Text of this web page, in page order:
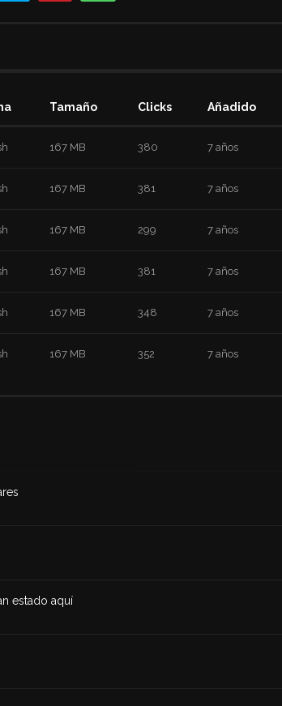
Tamaño Clicks Añadido
167 MB 380 7 años
167 MB 381 7 años
167 MB 299 7 años
167 MB 381 7 años
167 MB 348 7 años
167 MB 352 7 años
estado aquí